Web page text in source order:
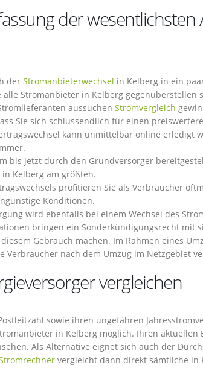
der
der Stromanbieterwechsel in Kelberg in ein
alle Stromanbieter in Kelberg gegenüberstellen
aussuchen Stromvergleich
Sie sich schlussendlich für einen
kann unmittelbar online erledigt
bis jetzt durch den Grundversorger
Kelberg am größten.
profitieren Sie als Verbraucher
Konditionen.
wird ebenfalls bei einem Wechsel des
bringen ein Sonderkündigungsrecht mit
Gebrauch machen. Im Rahmen eines
Verbraucher nach dem Umzug im Netzgebiet
vergleichen
sowie ihren ungefähren
in Kelberg möglich. Ihren
Als Alternative eignet sich auch der
vergleicht dann direkt sämtliche in